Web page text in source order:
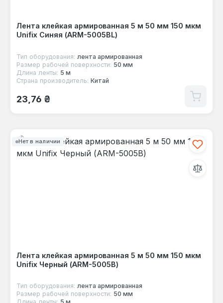
Лента клейкая армированная 5 м 50 мм 150 мкм
Unifix Синяя (ARM-5005BL)
Тип оборудования: лента армированная
Размер рабочей поверхности: 50 мм
Длина ленты: 5 м
Страна производитель: Китай
Обычная цена:
23,76 ₴
Нет в наличии
Лента клейкая армированная 5 м 50 мм 150 мкм
Unifix Черный (ARM-5005B)
Тип оборудования: лента армированная
Размер рабочей поверхности: 50 мм